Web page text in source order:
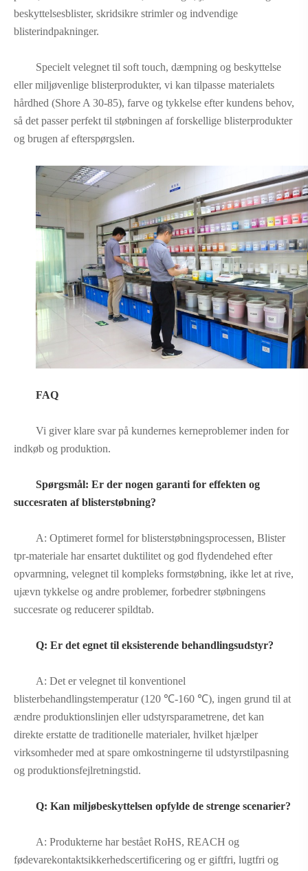
beskyttelsesblister, skridsikre strimler og indvendige
blisterindpakninger.
Specielt velegnet til soft touch, dæmpning og beskyttelse
eller miljøvenlige blisterprodukter, vi kan tilpasse materialets
hårdhed (Shore A 30-85), farve og tykkelse efter kundens behov,
så det passer perfekt til støbningen af ​​forskellige blisterprodukter
og brugen af ​​efterspørgslen.
FAQ
Vi giver klare svar på kundernes kerneproblemer inden for
indkøb og produktion.
Spørgsmål: Er der nogen garanti for effekten og
succesraten af ​​blisterstøbning?
A: Optimeret formel for blisterstøbningsprocessen, Blister
tpr-materiale har ensartet duktilitet og god flydendehed efter
opvarmning, velegnet til kompleks formstøbning, ikke let at rive,
ujævn tykkelse og andre problemer, forbedrer støbningens
succesrate og reducerer spildtab.
Q: Er det egnet til eksisterende behandlingsudstyr?
A: Det er velegnet til konventionel
blisterbehandlingstemperatur (120 ℃-160 ℃), ingen grund til at
ændre produktionslinjen eller udstyrsparametrene, det kan
direkte erstatte de traditionelle materialer, hvilket hjælper
virksomheder med at spare omkostningerne til udstyrstilpasning
og produktionsfejlretningstid.
Q: Kan miljøbeskyttelsen opfylde de strenge scenarier?
A: Produkterne har bestået RoHS, REACH og
fødevarekontaktsikkerhedscertificering og er giftfri, lugtfri og